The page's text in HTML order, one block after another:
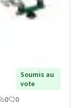
Soumis au
vote
0 0